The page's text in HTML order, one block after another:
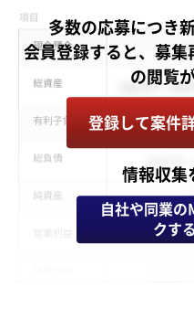
多数の応募につき
会員登録すると、募
登録して案件
情報収集
自社や同業の
クす